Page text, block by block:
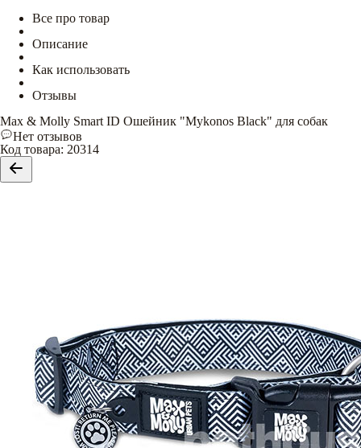
Все про товар
Описание
Как использовать
Отзывы
Max & Molly Smart ID Ошейник "Mykonos Black" для собак
Нет отзывов
Код товара: 20314